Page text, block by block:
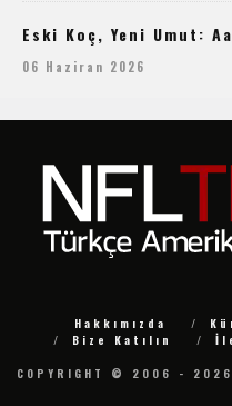
Eski Koç, Yeni Umut:
06 Haziran 2026
Hakkımızda
Bize Katılın
COPYRIGHT © 2006 -